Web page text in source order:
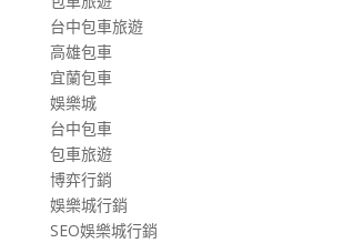
台中包車旅遊
高雄包車
宜蘭包車
娛樂城
台中包車
包車旅遊
博弈行銷
娛樂城行銷
SEO娛樂城行銷